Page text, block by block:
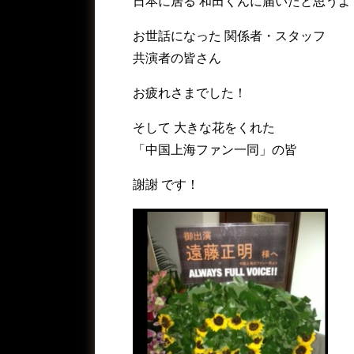
お世話になった 関係者・スタッフ
共演者の皆さん
お疲れさまでした！
そして 大きな花をくれた
「中国上海ファン一同」の皆
謝謝 です！